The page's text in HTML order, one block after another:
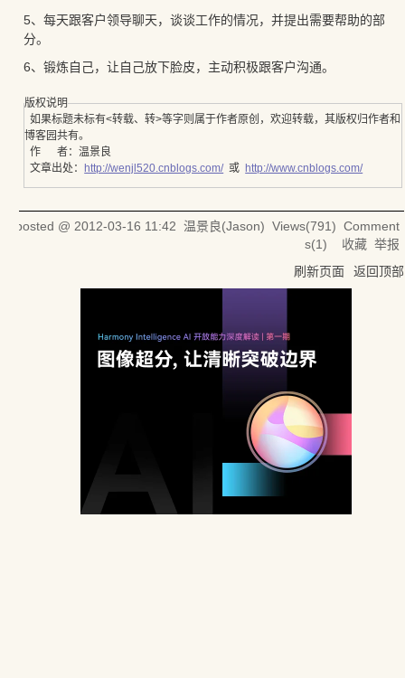
5、每天跟客户领导聊天，谈谈工作的情况，并提出需要帮助的部
分。
6、锻炼自己，让自己放下脸皮，主动积极跟客户沟通。
版权说明
如果标题未标有<转载、转>等字则属于作者原创，欢迎转载，其版权归作者和
博客园共有。
作 者：温景良
文章出处：
http://wenjl520.cnblogs.com/或 http://www.cnblogs.com/
posted @ 2012-03-16 11:42 温景良(Jason) Views(791) Comment
s(1) 收藏 举报
刷新页面
返回顶部